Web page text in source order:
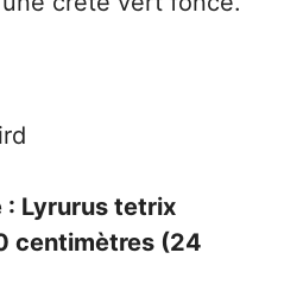
: Lyrurus tetrix
centimètres (24